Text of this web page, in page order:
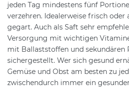
jeden Tag mindestens fünf
verzehren. Idealerweise frisch oder
gegart. Auch als Saft sehr
Versorgung mit wichtigen
mit Ballaststoffen und sekundären
sichergestellt. Wer sich gesund
Gemüse und Obst am besten zu
zwischendurch immer ein